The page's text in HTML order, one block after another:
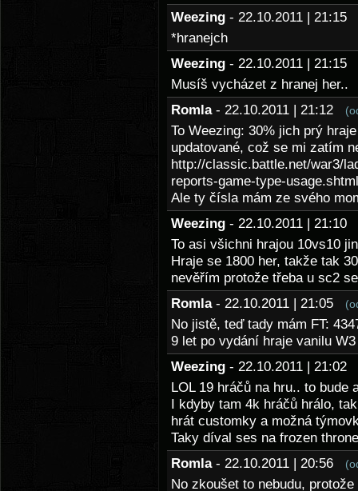
Weezing - 22.10.2011 | 21:15
*hranejch
Weezing - 22.10.2011 | 21:15
Musíš vycházet z hranej her..
Romla - 22.10.2011 | 21:12
To Weezing: 30% jich prý
updatované, což se mi zatím
http://classic.battle.net/war3/
reports-game-type-
Ale ty čísla mám ze svého
Weezing - 22.10.2011 | 21:10
To asi všichni hrajou 10vs10
Hraje se 1800 her, takže tak
nevěřím protože třeba u sc2
Romla - 22.10.2011 | 21:05
No jistě, teď tady mám FT:
9 let po vydání hraje vanilu
Weezing - 22.10.2011 | 21:02
LOL 19 hráčů na hru.. to bude
I kdyby tam 4k hráčů hrálo,
hrát customky a možná
Taky díval ses na frozen
Romla - 22.10.2011 | 20:56
No zkoušet to nebudu,